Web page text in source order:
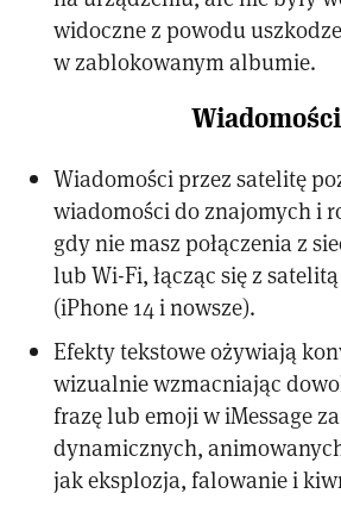
widoczne z powodu
w zablokowanym albumie.
Wiadomości
Wiadomości przez satelitę
wiadomości do znajomych i
gdy nie masz połączenia z
lub Wi-Fi, łącząc się z
(iPhone 14 i nowsze).
Efekty tekstowe ożywiają
wizualnie wzmacniając
frazę lub emoji w iMessage
dynamicznych,
jak eksplozja, falowanie i